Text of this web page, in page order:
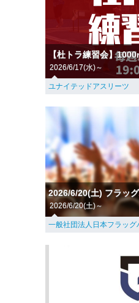
【杜トラ練習会】
2026/6/17(水)～
ユナイテッドアスリーツ
2026/6/20(土) フラッ
2026/6/20(土)～
一般社団法人日本フラッグ